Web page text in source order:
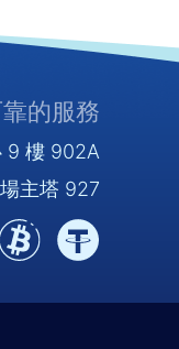
的服務
9 樓 902A
主塔 927